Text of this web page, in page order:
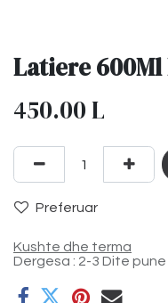
Latiere
450.00L
Preferuar
Kushte dhe terma
Dergesa : 2-3 Dite pune